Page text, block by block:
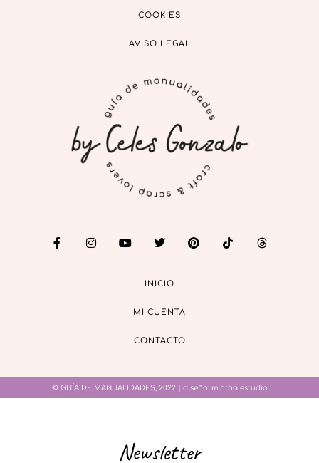
COOKIES
AVISO LEGAL
INICIO
MI CUENTA
CONTACTO
© GUÍA DE MANUALIDADES, 2022 | diseño: mintha estudio
Newsletter